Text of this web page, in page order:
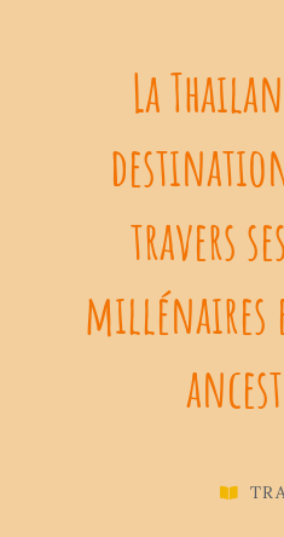
La
travers
millénaires